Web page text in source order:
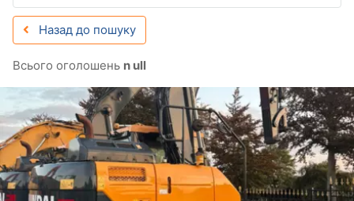
Назад до пошуку
Всього оголошень n ull